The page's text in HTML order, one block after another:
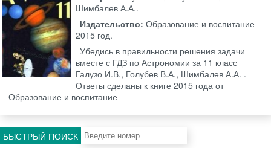
Шимбалев А.А..
Издательство:Образование и воспитание
2015 год.
Убедись в правильности решения задачи
вместе с ГДЗ по Астрономии за 11 класс
Галузо И.В., Голубев В.А., Шимбалев А.А. .
Ответы сделаны к книге 2015 года от
Образование и воспитание
БЫСТРЫЙ ПОИСК